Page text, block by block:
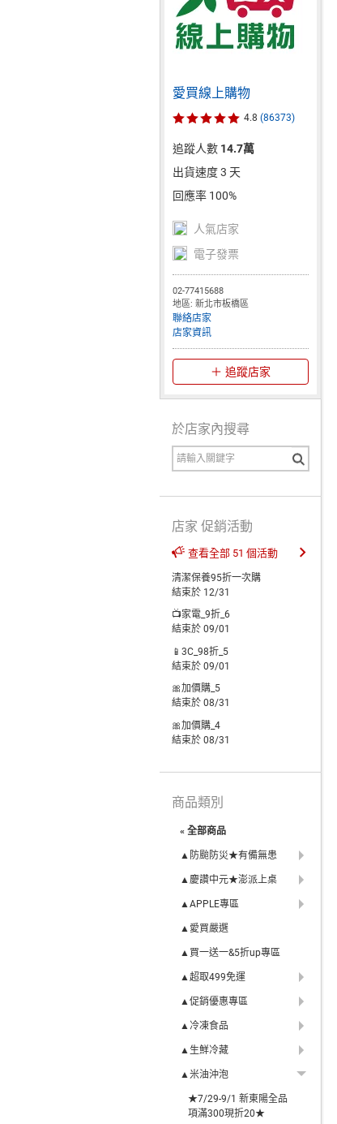
愛買線上購物
4.8 (86373)
追蹤人數 14.7萬
出貨速度 3 天
回應率 100%
人氣店家
電子發票
02-77415688
地區: 新北市板橋區
聯絡店家
店家資訊
追蹤店家
於店家內搜尋
店家 促銷活動
查看全部 51 個活動
清潔保養95折一次購
結束於 12/31
📺家電_9折_6
結束於 09/01
📱3C_98折_5
結束於 09/01
🎀加價購_5
結束於 08/31
🎀加價購_4
結束於 08/31
商品類別
« 全部商品
▲防颱防災★有備無患
▲慶讚中元★澎派上桌
▲APPLE專區
▲愛買嚴選
▲買一送一&5折up專區
▲超取499免運
▲促銷優惠專區
▲冷凍食品
▲生鮮冷藏
▲米油沖泡
★7/29-9/1 新東陽全品
項滿300現折20★